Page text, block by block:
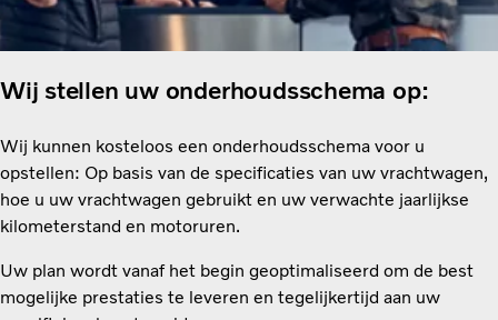
Wij stellen uw onderhoudsschema op:
Wij kunnen kosteloos een onderhoudsschema voor u
opstellen: Op basis van de specificaties van uw vrachtwagen,
hoe u uw vrachtwagen gebruikt en uw verwachte jaarlijkse
kilometerstand en motoruren.
Uw plan wordt vanaf het begin geoptimaliseerd om de best
mogelijke prestaties te leveren en tegelijkertijd aan uw